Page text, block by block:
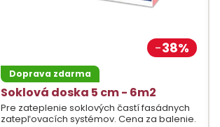
38%
Doprava zdarma
Soklová doska 5 cm - 6m2
Pre zateplenie soklových častí fasádnych
zatepľovacích systémov. Cena za balenie.